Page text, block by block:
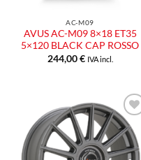
AC-M09
AVUS AC-M09 8×18 ET35
5×120 BLACK CAP ROSSO
244,00€ IVA incl.
Aggiungi
alla lista
dei
desideri